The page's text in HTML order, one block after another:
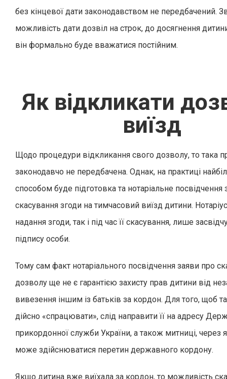
без кінцевої дати законодавством не передбачений.
можливість дати дозвіл на строк, до досягнення
він формально буде вважатися постійним.
Як відкликати
виїзд
Щодо процедури відкликання свого дозволу, то така
законодавчо не передбачена. Однак, на практиці
способом буде підготовка та нотаріальне посвідчення
скасування згоди на тимчасовий виїзд дитини.
надання згоди, так і під час її скасування, лише
підпису особи.
Тому сам факт нотаріального посвідчення заяви про
дозволу ще не є гарантією захисту прав дитини від
вивезення іншим із батьків за кордон. Для того, щоб
дійсно «спрацювати», слід направити її на адресу
прикордонної служби України, а також митниці, через
може здійснюватися перетин державного кордону.
Якщо дитина вже виїхала за кордон, то можливість